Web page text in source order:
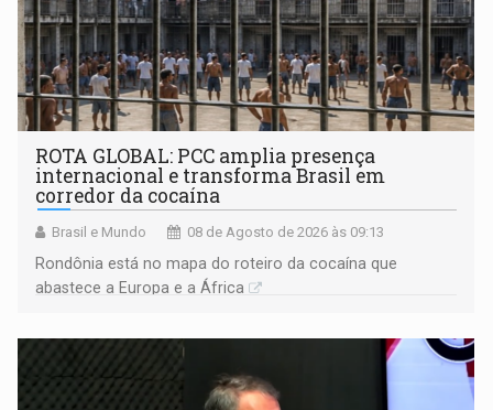
ROTA GLOBAL: PCC amplia presença
internacional e transforma Brasil em
corredor da cocaína
Brasil e Mundo 08 de Agosto de 2026 às 09:13
Rondônia está no mapa do roteiro da cocaína que
abastece a Europa e a África